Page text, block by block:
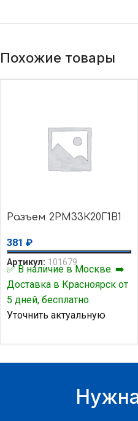
Похожие товары
Разъем 2РМ33К20Г1В1
381 ₽
Артикул: 101679
✅ В наличие в Москве. ➡️
Доставка в Красноярск от
5 дней, бесплатно.
Уточнить актуальную
можете у нашего
менеджера.